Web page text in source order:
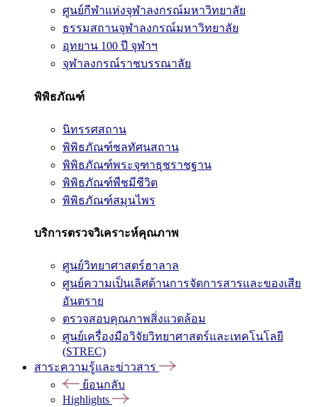
ศูนย์กีฬาแห่งจุฬาลงกรณ์มหาวิทยาลัย
ธรรมสถานจุฬาลงกรณ์มหาวิทยาลัย
อุทยาน 100 ปี จุฬาฯ
จุฬาลงกรณ์ราชบรรณาลัย
พิพิธภัณฑ์
นิทรรศสถาน
พิพิธภัณฑ์ชลทัศนสถาน
พิพิธภัณฑ์พระจุฑาธุชราชฐาน
พิพิธภัณฑ์พืชมีชีวิต
พิพิธภัณฑ์สมุนไพร
บริการตรวจวิเคราะห์คุณภาพ
ศูนย์วิทยาศาสตร์ฮาลาล
ศูนย์ความเป็นเลิศด้านการจัดการสารและของเสีย
อันตราย
ตรวจสอบคุณภาพสิ่งแวดล้อม
ศูนย์เครื่องมือวิจัยวิทยาศาสตร์และเทคโนโลยี
(STREC)
สาระความรู้และข่าวสาร
ย้อนกลับ
Highlights